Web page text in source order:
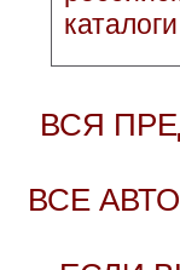
ВСЯ
ВСЕ